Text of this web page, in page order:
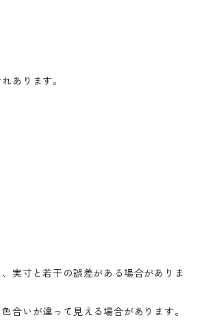
あります。
実寸と若干の誤差がある場合がありま
合いが違って見える場合があります。